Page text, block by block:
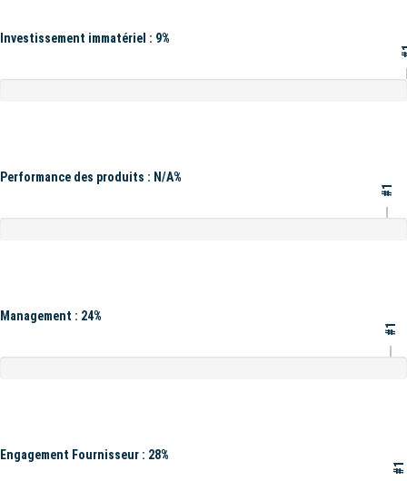
Investissement immatériel : 9%
Performance des produits : N/A%
#1
Management : 24%
#1
Engagement Fournisseur : 28%
#1